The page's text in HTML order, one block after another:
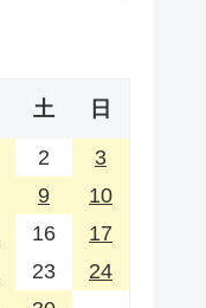
土 日
2
3
9
10
16
17
23
24